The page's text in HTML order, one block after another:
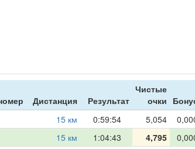
Дистанция Результат
Чистые
очки
15 км 0:59:54 5,054
15 км 1:04:43 4,795